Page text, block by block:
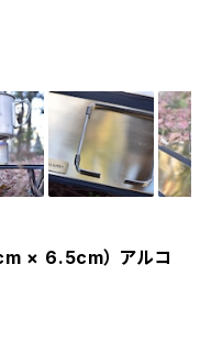
× 6.5cm） アルコ